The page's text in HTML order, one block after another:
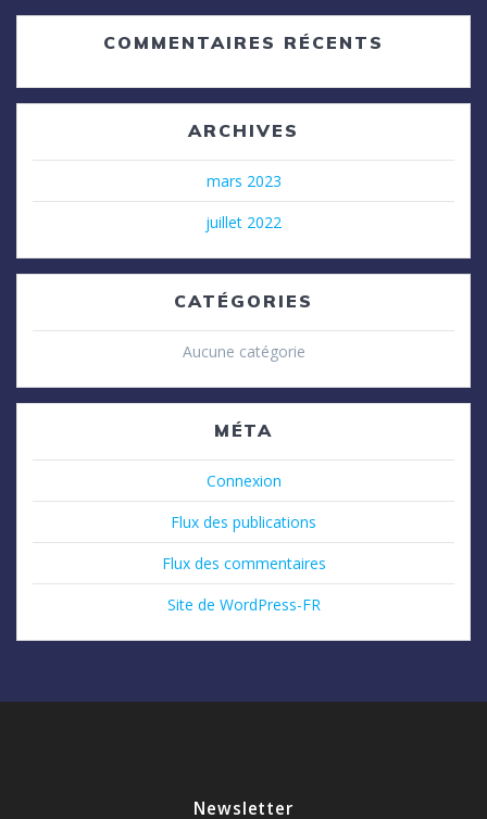
COMMENTAIRES RÉCENTS
ARCHIVES
mars 2023
juillet 2022
CATÉGORIES
Aucune catégorie
MÉTA
Connexion
Flux des publications
Flux des commentaires
Site de WordPress-FR
Newsletter